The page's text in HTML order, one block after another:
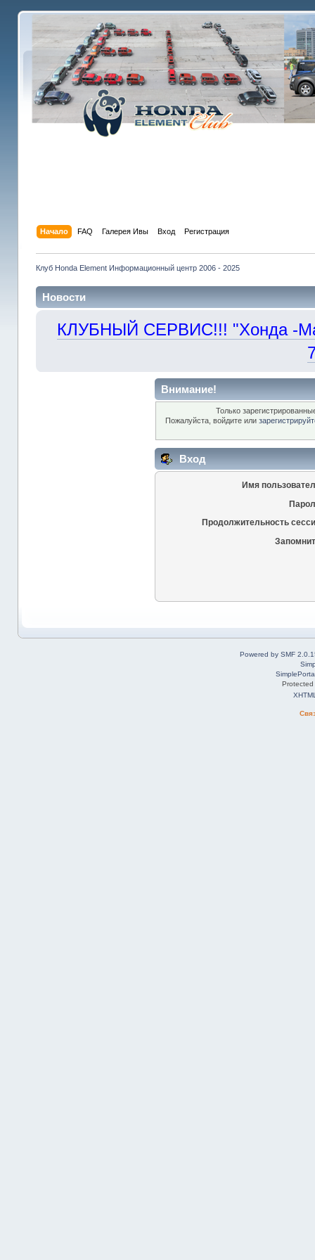
Начало FAQ Галерея Ивы Вход Регистрация
Клуб Honda Element Информационный центр 2006 - 2025
Новости
КЛУБНЫЙ СЕРВИС!!! "Хонда -
Внимание!
Только
Пожалуйста, войдите или
Вход
Имя
Продолжительность
Powered by SMF